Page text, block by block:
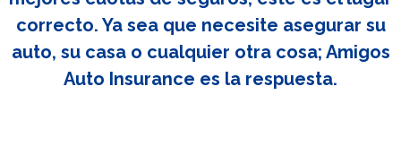
correcto. Ya sea que necesite asegurar su
auto, su casa o cualquier otra cosa; Amigos
Auto Insurance es la respuesta.